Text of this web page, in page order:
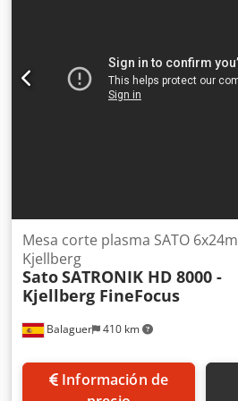
Balaguer 410 km
Mesa corte plasma SATO 6x24m
Kjellberg
SatoSATRONIK HD 8000 -
Kjellberg FineFocus
Información de